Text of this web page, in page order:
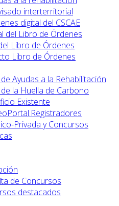
interterritorial
digital del CSCAE
del Libro de Órdenes
Libro de Órdenes
Libro de Órdenes
Ayudas a la Rehabilitación
la Huella de Carbono
Existente
Privada y Concursos
de Concursos
destacados